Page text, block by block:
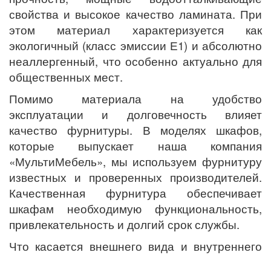
свойства и высокое качество ламината. При
этом материал характеризуется как
экологичный (класс эмиссии Е1) и абсолютно
неаллергенный, что особенно актуально для
общественных мест.
Помимо материала на удобство
эксплуатации и долговечность влияет
качество фурнитуры. В моделях шкафов,
которые выпускает наша компания
«МультиМебель», мы используем фурнитуру
известных и проверенных производителей.
Качественная фурнитура обеспечивает
шкафам необходимую функциональность,
привлекательность и долгий срок службы.
Что касается внешнего вида и внутреннего